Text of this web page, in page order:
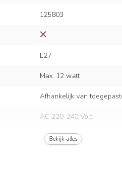
125803
E27
Max. 12 watt
Afhankelijk van
AC 220-240 Volt
50/60 Hz
Bekijk alles